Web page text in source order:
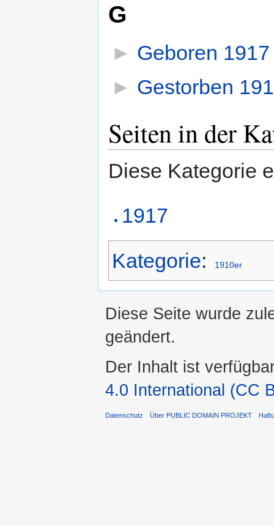
G
► Geboren 1917
► Gestorben
Seiten in der
Diese Kategorie
1917
Kategorie: 1910er
Diese Seite wurde
geändert.
Der Inhalt ist
4.0 International (CC
Datenschutz Über PUBLIC DOMAIN PROJEKT